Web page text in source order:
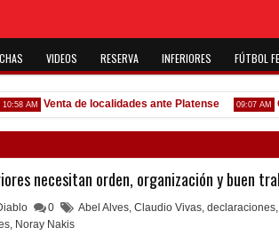
VIDEOS RESERVA INFERIORES FÚTBOL
Venta de localidades ante Platense 09:07 AM
necesitan orden, organización y buen
0 Abel Alves, Claudio Vivas, declaraciones,
, Noray Nakis